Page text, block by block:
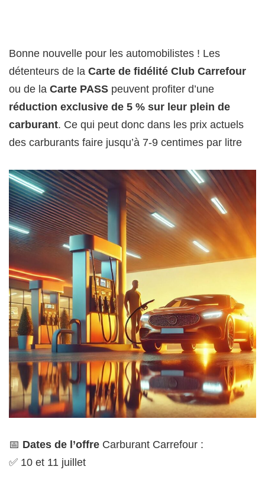
Bonne nouvelle pour les automobilistes ! Les
détenteurs de la Carte de fidélité Club Carrefour
ou de la Carte PASS peuvent profiter d’une
réduction exclusive de 5 % sur leur plein de
carburant. Ce qui peut donc dans les prix actuels
des carburants faire jusqu’à 7-9 centimes par litre
📅 Dates de l’offre Carburant Carrefour :
✅ 10 et 11 juillet